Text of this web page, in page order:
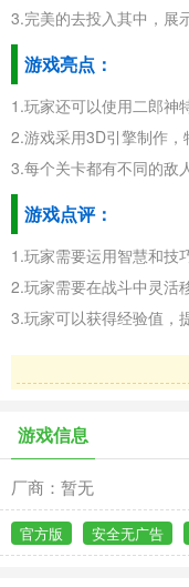
3.完美的去投入其中，展
游戏亮点：
1.玩家还可以使用二郎神
2.游戏采用3D引擎制作，
3.每个关卡都有不同的敌
游戏点评：
1.玩家需要运用智慧和技
2.玩家需要在战斗中灵活
3.玩家可以获得经验值，
游戏信息
厂商：暂无
官方版 安全无广告